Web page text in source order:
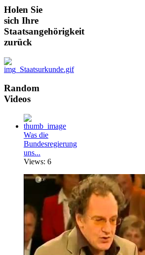
Holen Sie
sich Ihre
Staatsangehörigkeit
zurück
Random
Videos
Was die
Bundesregierung
uns...
Views: 6